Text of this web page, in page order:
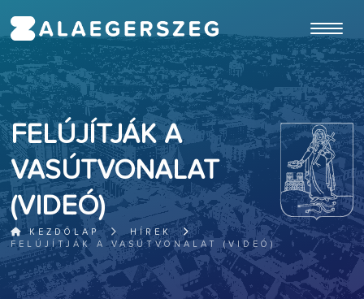
FELÚJÍTJÁK A
VASÚTVONALAT
(VIDEÓ)
KEZDŐLAP
HÍREK
FELÚJÍTJÁK A VASÚTVONALAT (VIDEÓ)